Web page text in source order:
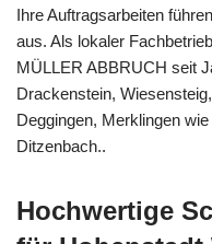
Ihre Auftragsarbeiten
aus. Als lokaler
MÜLLER ABBRUCH seit
Drackenstein,
Deggingen, Merklingen
Ditzenbach..
Hochwertige